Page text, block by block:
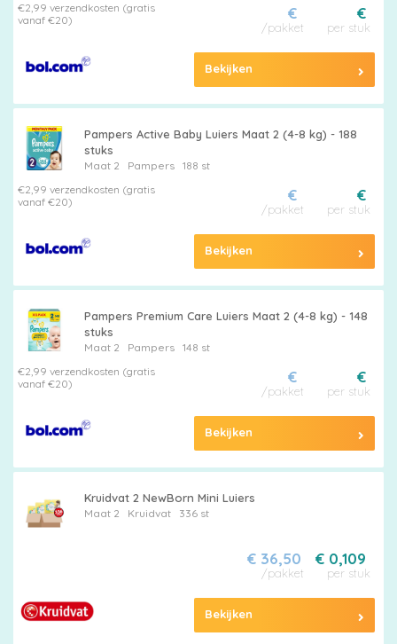
€2,99 verzendkosten (gratis
vanaf €20)
€
per stuk
€
/pakket
Bekijken
Pampers Active Baby Luiers Maat 2 (4-8 kg) - 188
stuks
Maat 2 Pampers
188 st
€2,99 verzendkosten (gratis
vanaf €20)
€
per stuk
€
/pakket
Bekijken
Pampers Premium Care Luiers Maat 2 (4-8 kg) - 148
stuks
Maat 2 Pampers
148 st
€2,99 verzendkosten (gratis
vanaf €20)
€
per stuk
€
/pakket
Bekijken
Kruidvat 2 NewBorn Mini Luiers
Maat 2 Kruidvat 336 st
€ 0,109
per stuk
€ 36,50
/pakket
Bekijken